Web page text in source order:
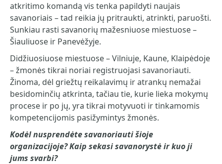
atkritimo komandą vis tenka papildyti naujais
savanoriais – tad reikia jų pritraukti, atrinkti, paruošti.
Sunkiau rasti savanorių mažesniuose miestuose –
Šiauliuose ir Panevėžyje.
Didžiuosiuose miestuose – Vilniuje, Kaune, Klaipėdoje
– žmonės tikrai noriai registruojasi savanoriauti.
Žinoma, dėl griežtų reikalavimų ir atrankų nemažai
besidominčių atkrinta, tačiau tie, kurie lieka mokymų
procese ir po jų, yra tikrai motyvuoti ir tinkamomis
kompetencijomis pasižymintys žmonės.
Kodėl nusprendėte savanoriauti šioje
organizacijoje? Kaip sekasi savanorystė ir kuo ji
jums svarbi?